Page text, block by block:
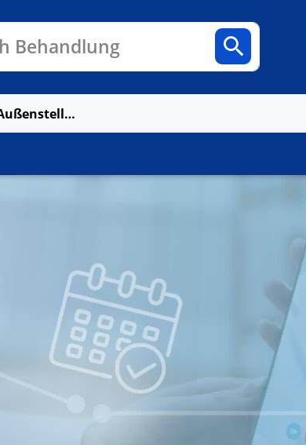
Behandlung
HELIOS MVZ Leipzig I Außenstelle Markkleeberg